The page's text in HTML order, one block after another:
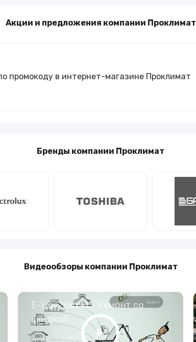
Акции и предложения компании Проклимат
промокоду в интернет-магазине Проклимат
Бренды компании Проклимат
Видеообзоры компании Проклимат
E-Way.Market - Ремонт со
скидкой